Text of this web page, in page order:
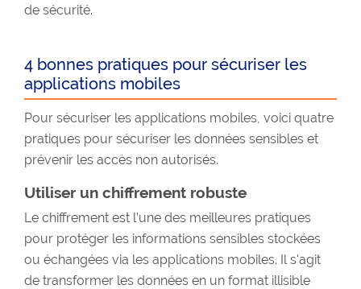
de sécurité.
4 bonnes pratiques pour sécuriser les
applications mobiles
Pour sécuriser les applications mobiles, voici quatre
pratiques pour sécuriser les données sensibles et
prévenir les accès non autorisés.
Utiliser un chiffrement robuste
Le chiffrement est l’une des meilleures pratiques
pour protéger les informations sensibles stockées
ou échangées via les applications mobiles. Il s'agit
de transformer les données en un format illisible